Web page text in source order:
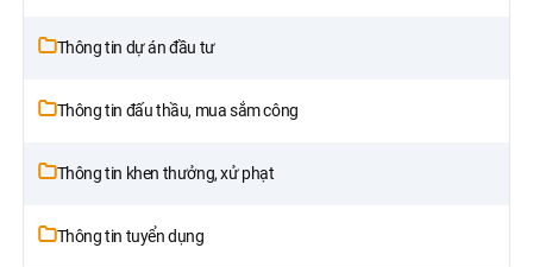
Thông tin dự án đầu tư
Thông tin đấu thầu, mua sắm công
Thông tin khen thưởng, xử phạt
Thông tin tuyển dụng